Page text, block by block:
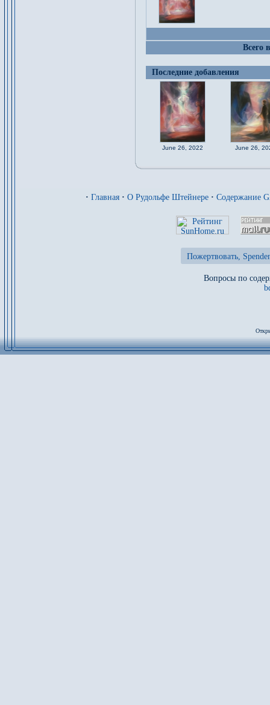
Всего
Последние добавления
June 26, 2022 June 26,
· Главная · О Рудольфе Штейнере · Содержание
Пожертвовать,
Вопросы по